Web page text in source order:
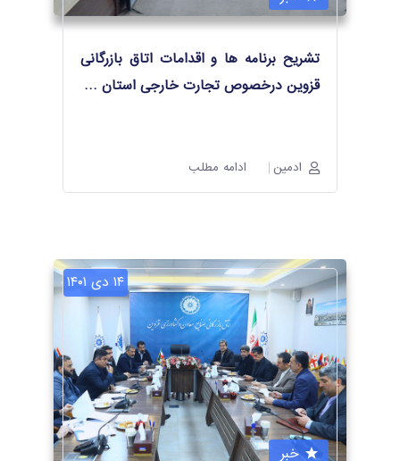
تشریح برنامه ها و اقدامات اتاق بازرگانی
قزوین درخصوص تجارت خارجی استان …
ادمین ادامه مطلب
۱۴ دی ۱۴۰۱
خبر